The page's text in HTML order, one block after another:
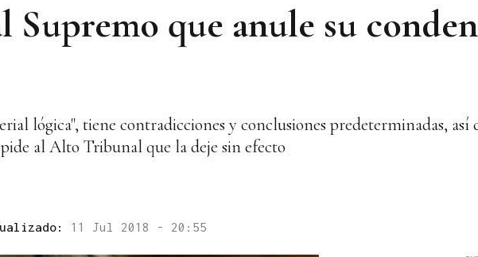
Supremo que anule su
lógica", tiene contradicciones y conclusiones predeterminadas, así
al Alto Tribunal que la deje sin efecto
11 Jul 2018 - 20:55